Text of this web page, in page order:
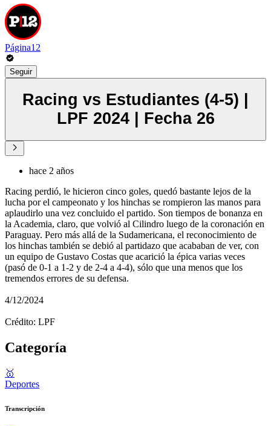
Página12
Seguir
Racing vs Estudiantes (4-5) |
LPF 2024 | Fecha 26
hace 2 años
Racing perdió, le hicieron cinco goles, quedó bastante lejos de la
lucha por el campeonato y los hinchas se rompieron las manos para
aplaudirlo una vez concluido el partido. Son tiempos de bonanza en
la Academia, claro, que volvió al Cilindro luego de la coronación en
Paraguay. Pero más allá de la Sudamericana, el reconocimiento de
los hinchas también se debió al partidazo que acababan de ver, con
un equipo de Gustavo Costas que acarició la épica varias veces
(pasó de 0-1 a 1-2 y de 2-4 a 4-4), sólo que una menos que los
tremendos errores de su defensa.
4/12/2024
Crédito: LPF
Categoría
🥇
Deportes
Transcripción